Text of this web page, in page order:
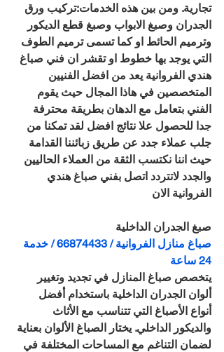
تجارية. ومن بين هذه الخدمات:تركيب ورق
الجدران وصبغ الابواب وصبغ قطع الديكور
وترميم الحائط او كما تسمى ترميم الطوف
التي يوجد بها خطوط او تقشر ان فني صباغ
هندي الفروانية يعد من افضل الفنيين
المتخصصين في هاذا المجال حيث يقوم
الفني بتعامل مع الدهان بطريقة محترفة
جدا للحصول علا نتائج افضل لقد تمكنا من
جلب عملاء جدد عن طريق زبائننا القدامة
حيث اننا نكتسب الثقة من العملاء الحاليين
والجدد لاتتردد اتصل بفني صباغ هندي
الفروانية الان
صبغ الجدران الداخلية
صباغ منازل الفروانية / 66874433 / خدمة
24 ساعة
يتخصص صباغ المنازل في تجديد وتغيير
ألوان الجدران الداخلية باستخدام أفضل
أنواع الأصباغ التي تتناسب مع الأثاث
والديكور الداخلي. يختار الصباغ الألوان بعناية
لضمان التناغم مع المساحات المختلفة في